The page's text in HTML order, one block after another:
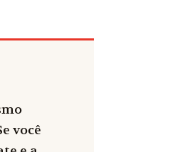
você